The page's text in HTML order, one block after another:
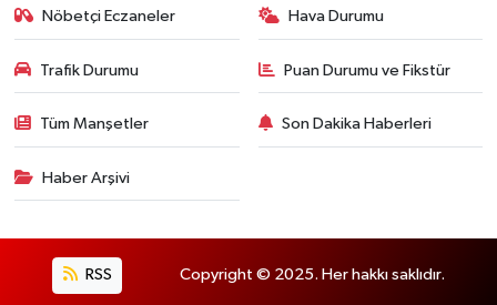
Nöbetçi Eczaneler Hava Durumu
Trafik Durumu Puan Durumu ve Fikstür
Tüm Manşetler Son Dakika Haberleri
Haber Arşivi
RSS Copyright © 2025. Her hakkı saklıdır.